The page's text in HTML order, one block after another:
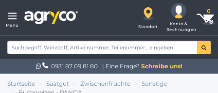
Menü Standort
Konto &
Rechnungen
0931 87 09 81 80 | Eine Frage? Schreibe uns!
Startseite Saatgut Zwischenfrüchte
Sonstige